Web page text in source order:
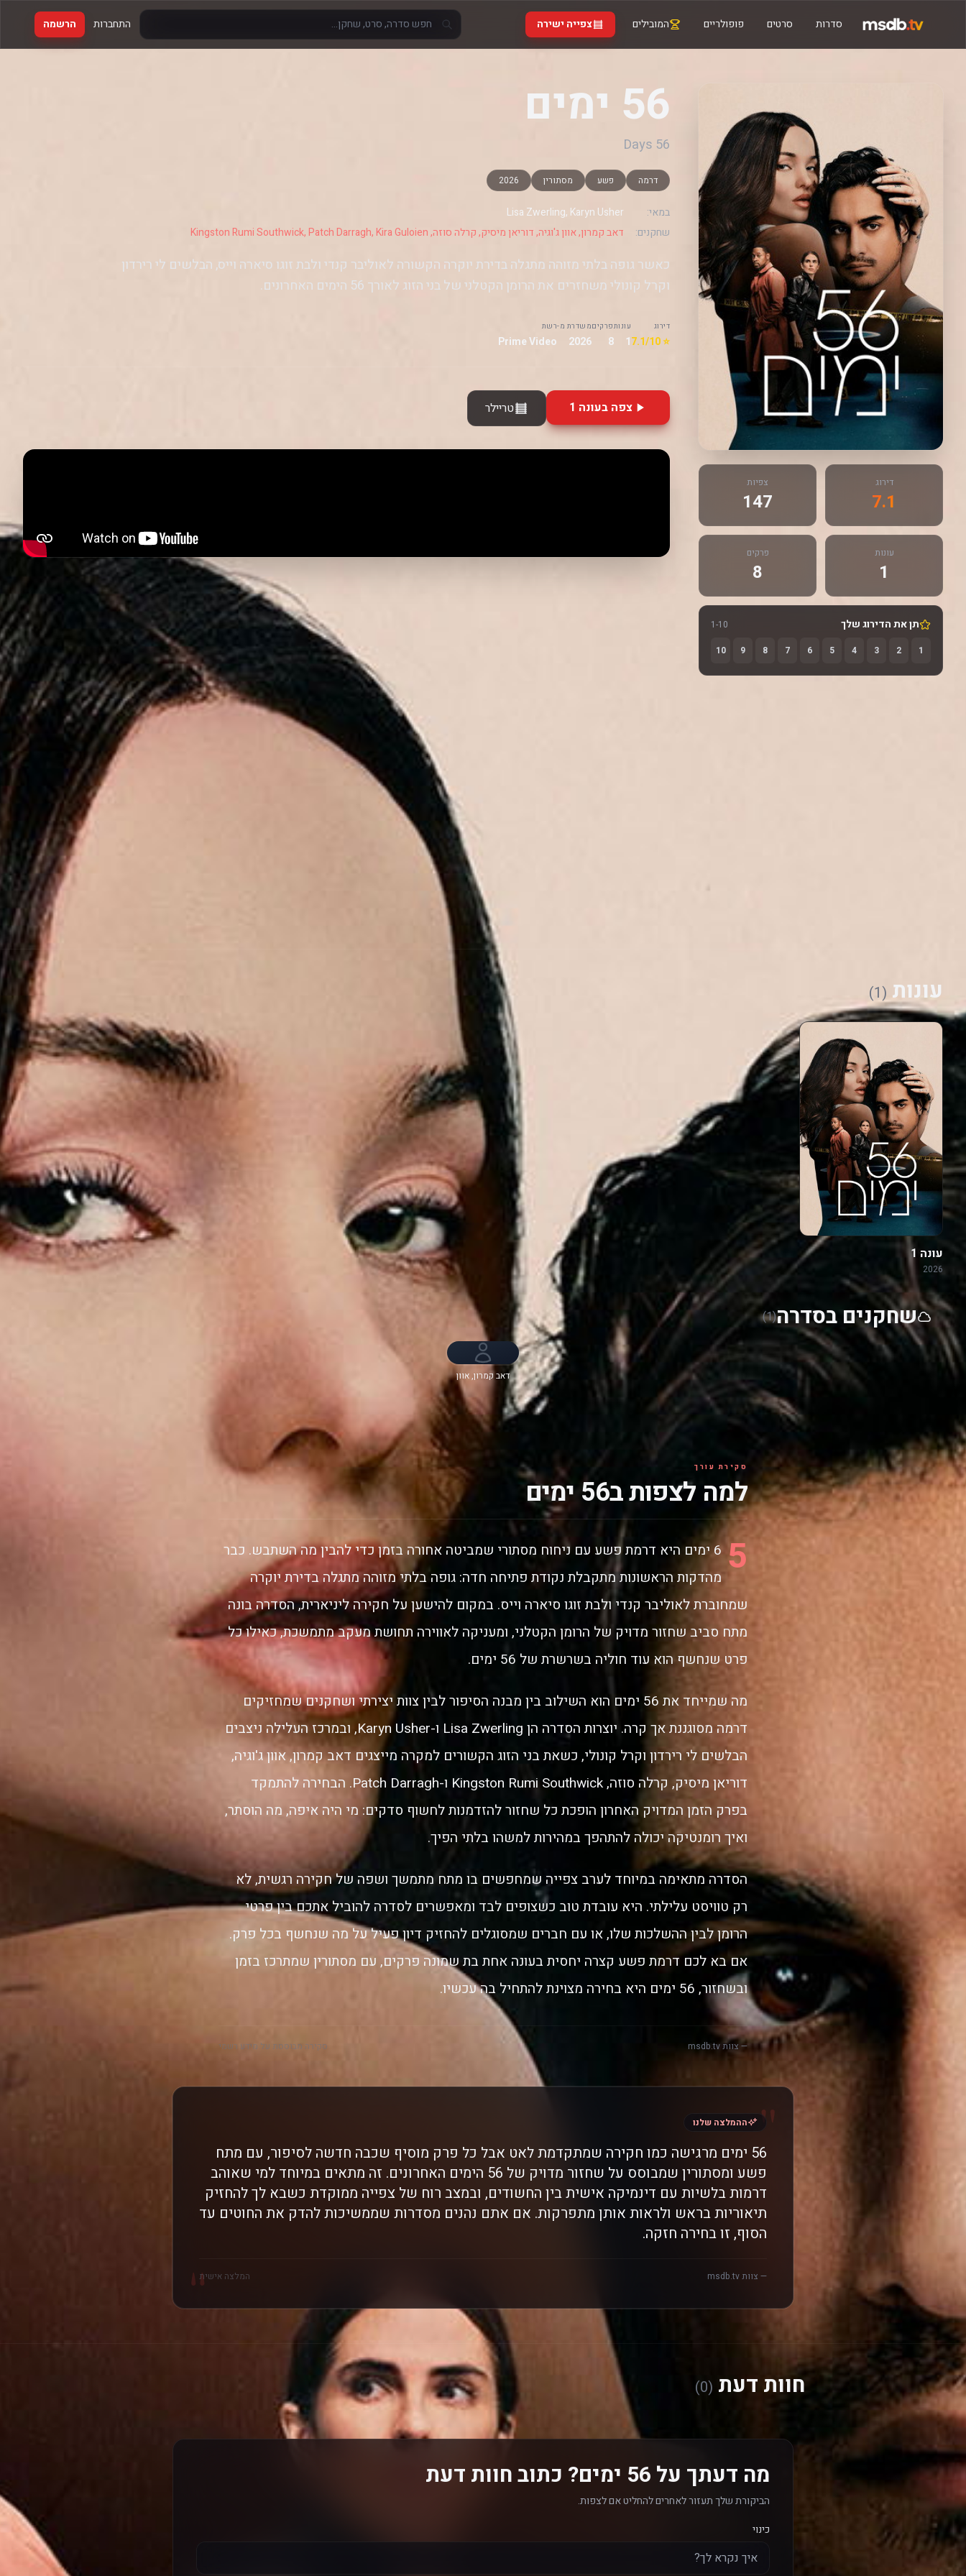
סדרות סרטים פופולריים המובילים צפייה ישירה התחברות הרשמה
דירוג
7.1
צפיות
147
עונות
1
פרקים
8
תן את הדירוג שלך
1-10
1
2
3
4
5
6
7
8
9
10
56 ימים
56 Days
דרמה פשע מסתורין 2026
במאי:
Lisa Zwerling, Karyn Usher
שחקנים:
דאב קמרון, אוון ג'וגיה, דוריאן מיסיק, קרלה סוזה, Kingston Rumi Southwick, Patch Darragh, Kira Guloien
כאשר גופה בלתי מזוהה מתגלה בדירת יוקרה הקשורה לאוליבר קנדי ולבת זוגו סיארה וייס, הבלשים לי רירדון
וקרל קונולי משחזרים את הרומן הקטלני של בני הזוג לאורך 56 הימים האחרונים.
דירוג
⭐ 7.1/10
עונות
1
פרקים
8
משדרת מ-
2026
רשת
Prime Video
צפה בעונה 1 טריילר
עונות (1)
עונה 1
2026
שחקנים בסדרה(1)
דאב קמרון, אוון
ג'וגיה, דוריאן
מיסיק, קרלה סוזה,
Kingston Rumi
Southwick, Patch
Darragh, Kira
סקירת עורך
למה לצפות ב56 ימים
5
6 ימים היא דרמת פשע עם ניחוח מסתורי שמביטה אחורה בזמן כדי להבין מה השתבש. כבר
מהדקות הראשונות מתקבלת נקודת פתיחה חדה: גופה בלתי מזוהה מתגלה בדירת יוקרה
שמחוברת לאוליבר קנדי ולבת זוגו סיארה וייס. במקום להישען על חקירה ליניארית, הסדרה בונה
מתח סביב שחזור מדויק של הרומן הקטלני, ומעניקה לאווירה תחושת מעקב מתמשכת, כאילו כל
פרט שנחשף הוא עוד חוליה בשרשרת של 56 ימים.
מה שמייחד את 56 ימים הוא השילוב בין מבנה הסיפור לבין צוות יצירתי ושחקנים שמחזיקים
דרמה מסוגננת אך קרה. יוצרות הסדרה הן Lisa Zwerling ו-Karyn Usher, ובמרכז העלילה ניצבים
הבלשים לי רירדון וקרל קונולי, כשאת בני הזוג הקשורים למקרה מייצגים דאב קמרון, אוון ג'וגיה,
דוריאן מיסיק, קרלה סוזה, Kingston Rumi Southwick ו-Patch Darragh. הבחירה להתמקד
בפרק הזמן המדויק האחרון הופכת כל שחזור להזדמנות לחשוף סדקים: מי היה איפה, מה הוסתר,
ואיך רומנטיקה יכולה להתהפך במהירות למשהו בלתי הפיך.
הסדרה מתאימה במיוחד לערב צפייה שמחפשים בו מתח מתמשך ושפה של חקירה רגשית, לא
רק טוויסט עלילתי. היא עובדת טוב כשצופים לבד ומאפשרים לסדרה להוביל אתכם בין פרטי
הרומן לבין ההשלכות שלו, או עם חברים שמסוגלים להחזיק דיון פעיל על מה שנחשף בכל פרק.
אם בא לכם דרמת פשע קצרה יחסית בעונה אחת בת שמונה פרקים, עם מסתורין שמתרכז בזמן
ובשחזור, 56 ימים היא בחירה מצוינת להתחיל בה עכשיו.
— צוות msdb.tv סקירה מבוססת על מידע רשמי
"
"
ההמלצה שלנו
56 ימים מרגישה כמו חקירה שמתקדמת לאט אבל כל פרק מוסיף שכבה חדשה לסיפור, עם מתח
פשע ומסתורין שמבוסס על שחזור מדויק של 56 הימים האחרונים. זה מתאים במיוחד למי שאוהב
דרמות בלשיות עם דינמיקה אישית בין החשודים, ובמצב רוח של צפייה ממוקדת כשבא לך להחזיק
תיאוריות בראש ולראות אותן מתפרקות. אם אתם נהנים מסדרות שממשיכות להדק את החוטים עד
הסוף, זו בחירה חזקה.
— צוות msdb.tv המלצה אישית
חוות דעת (0)
מה דעתך על 56 ימים? כתוב חוות דעת
הביקורת שלך תעזור לאחרים להחליט אם לצפות.
כינוי